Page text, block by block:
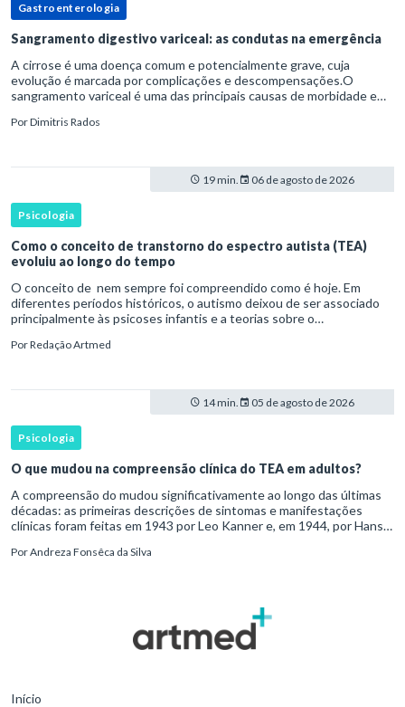
Gastroenterologia
Sangramento digestivo variceal: as condutas na emergência
A cirrose é uma doença comum e potencialmente grave, cuja
evolução é marcada por complicações e descompensações.O
sangramento variceal é uma das principais causas de morbidade e
hipertensão port
PorDimitris Rados
19 min. 06 de agosto de 2026
Psicologia
Como o conceito de transtorno do espectro autista (TEA)
evoluiu ao longo do tempo
O conceito de nem sempre foi compreendido como é hoje. Em
diferentes períodos históricos, o autismo deixou de ser associado
principalmente às psicoses infantis e a teorias sobre o
transtorno do des
PorRedação Artmed
14 min. 05 de agosto de 2026
Psicologia
O que mudou na compreensão clínica do TEA em adultos?
A compreensão do mudou significativamente ao longo das últimas
décadas: as primeiras descrições de sintomas e manifestações
clínicas foram feitas em 1943 por Leo Kanner e, em 1944, por Hans
PorAndreza Fonsêca da Silva
Início